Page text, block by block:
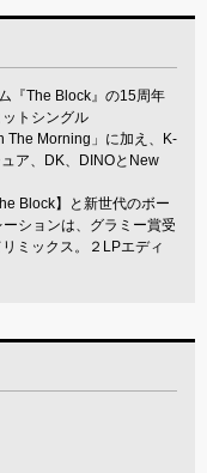
『The Block』の15周年
トシングル
The Morning」に加え、K-
ア、DK、DINOとNew
Block】と新世代のボー
ションは、グラミー賞受
ミックス。２LPエディ